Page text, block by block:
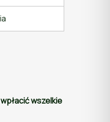
wszelkie